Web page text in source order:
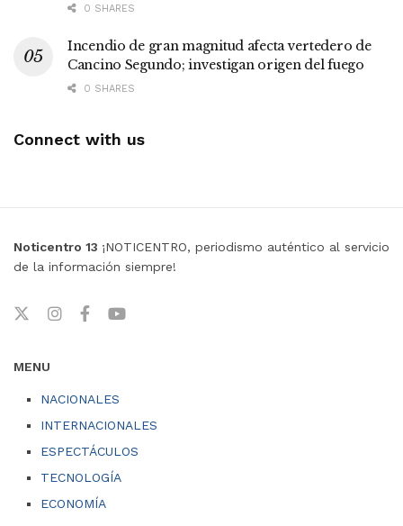
0 SHARES
Incendio de gran magnitud afecta vertedero de
Cancino Segundo; investigan origen del fuego
0 SHARES
Connect with us
Noticentro 13 ¡NOTICENTRO, periodismo auténtico al servicio
de la información siempre!
MENU
NACIONALES
INTERNACIONALES
ESPECTÁCULOS
TECNOLOGÍA
ECONOMÍA